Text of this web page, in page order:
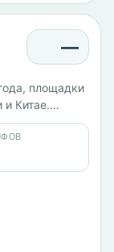
—
площадки
и Китае.
50 ГБ диска —
₽/мес, 8 ГБ
— 2463 ₽/
в том